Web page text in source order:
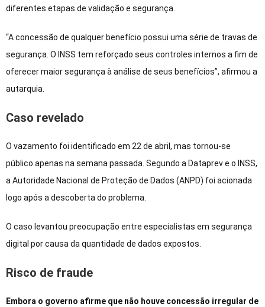
diferentes etapas de validação e segurança.
“A concessão de qualquer benefício possui uma série de travas de
segurança. O INSS tem reforçado seus controles internos a fim de
oferecer maior segurança à análise de seus benefícios”, afirmou a
autarquia.
Caso revelado
O vazamento foi identificado em 22 de abril, mas tornou-se
público apenas na semana passada. Segundo a Dataprev e o INSS,
a Autoridade Nacional de Proteção de Dados (ANPD) foi acionada
logo após a descoberta do problema.
O caso levantou preocupação entre especialistas em segurança
digital por causa da quantidade de dados expostos.
Risco de fraude
Embora o governo afirme que não houve concessão irregular de